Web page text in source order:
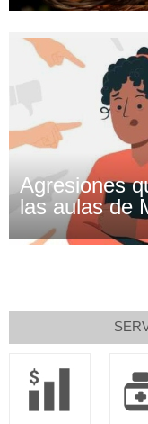
Agresiones
las aulas de